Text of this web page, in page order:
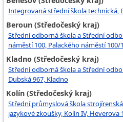
Integrovaná střední škola technická,
Beroun (Středočeský kraj)
Střední odborná škola a Střední
náměstí 100, Palackého náměstí 100/
Kladno (Středočeský kraj)
Střední odborná škola a Střední
Dubská 967, Kladno
Kolín (Středočeský kraj)
Střední průmyslová škola
jazykové zkoušky, Kolín IV, Heverova